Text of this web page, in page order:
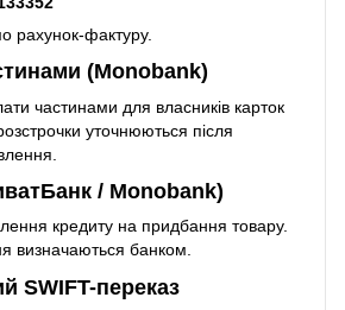
рахунок-фактуру.
(Monobank)
частинами для власників карток
уточнюються після
/ Monobank)
кредиту на придбання товару.
визначаються банком.
SWIFT-переказ